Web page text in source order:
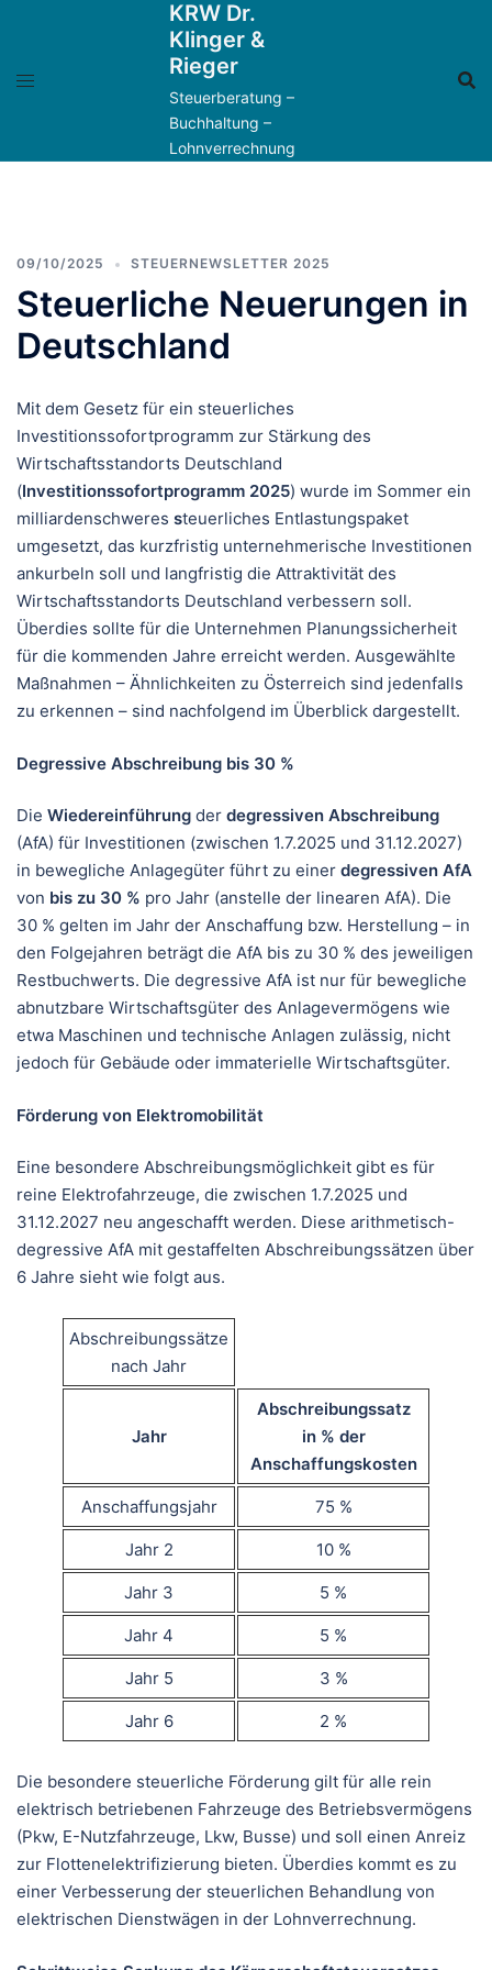
KRW Dr.
Klinger &
Rieger
Steuerberatung –
Buchhaltung –
Lohnverrechnung
09/10/2025 STEUERNEWSLETTER 2025
Steuerliche Neuerungen in
Deutschland
Mit dem Gesetz für ein steuerliches
Investitionssofortprogramm zur Stärkung des
Wirtschaftsstandorts Deutschland
(Investitionssofortprogramm 2025) wurde im Sommer ein
milliardenschweres steuerliches Entlastungspaket
umgesetzt, das kurzfristig unternehmerische Investitionen
ankurbeln soll und langfristig die Attraktivität des
Wirtschaftsstandorts Deutschland verbessern soll.
Überdies sollte für die Unternehmen Planungssicherheit
für die kommenden Jahre erreicht werden. Ausgewählte
Maßnahmen – Ähnlichkeiten zu Österreich sind jedenfalls
zu erkennen – sind nachfolgend im Überblick dargestellt.
Degressive Abschreibung bis 30 %
Die Wiedereinführung der degressiven Abschreibung
(AfA) für Investitionen (zwischen 1.7.2025 und 31.12.2027)
in bewegliche Anlagegüter führt zu einer degressiven AfA
von bis zu 30 % pro Jahr (anstelle der linearen AfA). Die
30 % gelten im Jahr der Anschaffung bzw. Herstellung – in
den Folgejahren beträgt die AfA bis zu 30 % des jeweiligen
Restbuchwerts. Die degressive AfA ist nur für bewegliche
abnutzbare Wirtschaftsgüter des Anlagevermögens wie
etwa Maschinen und technische Anlagen zulässig, nicht
jedoch für Gebäude oder immaterielle Wirtschaftsgüter.
Förderung von Elektromobilität
Eine besondere Abschreibungsmöglichkeit gibt es für
reine Elektrofahrzeuge, die zwischen 1.7.2025 und
31.12.2027 neu angeschafft werden. Diese arithmetisch-
degressive AfA mit gestaffelten Abschreibungssätzen über
6 Jahre sieht wie folgt aus.
Abschreibungssätze
nach Jahr
Jahr
Abschreibungssatz
in % der
Anschaffungskosten
Anschaffungsjahr 75 %
Jahr 2 10 %
Jahr 3 5 %
Jahr 4 5 %
Jahr 5 3 %
Jahr 6 2 %
Die besondere steuerliche Förderung gilt für alle rein
elektrisch betriebenen Fahrzeuge des Betriebsvermögens
(Pkw, E-Nutzfahrzeuge, Lkw, Busse) und soll einen Anreiz
zur Flottenelektrifizierung bieten. Überdies kommt es zu
einer Verbesserung der steuerlichen Behandlung von
elektrischen Dienstwägen in der Lohnverrechnung.